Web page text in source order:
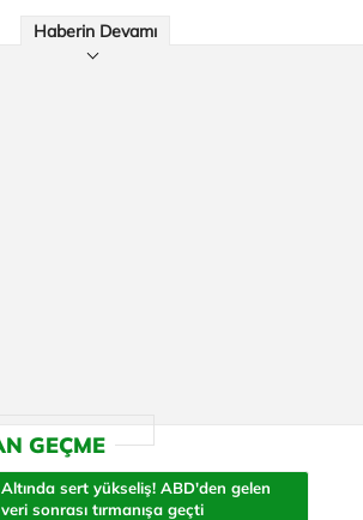
Haberin Devamı
Altında sert yükseliş! ABD'den gelen
veri sonrası tırmanışa geçti